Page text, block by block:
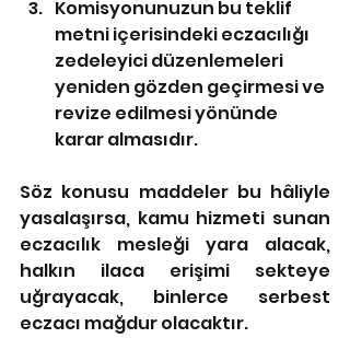
Komisyonunuzun bu teklif
metni içerisindeki eczacılığı
zedeleyici düzenlemeleri
yeniden gözden geçirmesi ve
revize edilmesi yönünde
karar almasıdır.
Söz konusu maddeler bu hâliyle
yasalaşırsa, kamu hizmeti sunan
eczacılık mesleği yara alacak,
halkın ilaca erişimi sekteye
uğrayacak, binlerce serbest
eczacı mağdur olacaktır.